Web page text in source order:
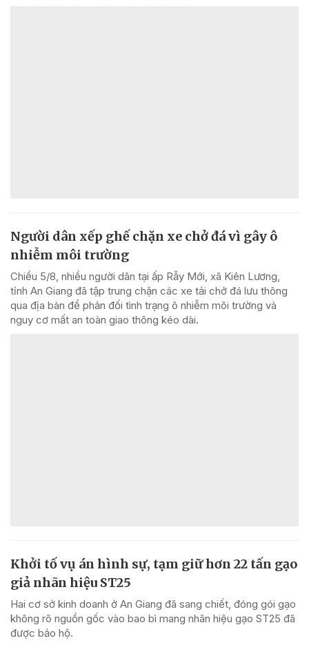
Người dân xếp ghế chặn xe chở đá vì gây ô
nhiễm môi trường
Chiều 5/8, nhiều người dân tại ấp Rẫy Mới, xã Kiên Lương,
tỉnh An Giang đã tập trung chặn các xe tải chở đá lưu thông
qua địa bàn để phản đối tình trạng ô nhiễm môi trường và
nguy cơ mất an toàn giao thông kéo dài.
Khởi tố vụ án hình sự, tạm giữ hơn 22 tấn gạo
giả nhãn hiệu ST25
Hai cơ sở kinh doanh ở An Giang đã sang chiết, đóng gói gạo
không rõ nguồn gốc vào bao bì mang nhãn hiệu gạo ST25 đã
được bảo hộ.